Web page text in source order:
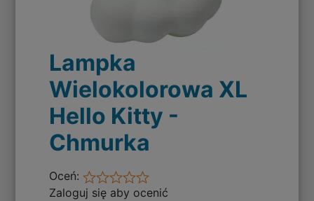
Lampka
Wielokolorowa XL
Hello Kitty -
Chmurka
Oceń:
Zaloguj się aby ocenić